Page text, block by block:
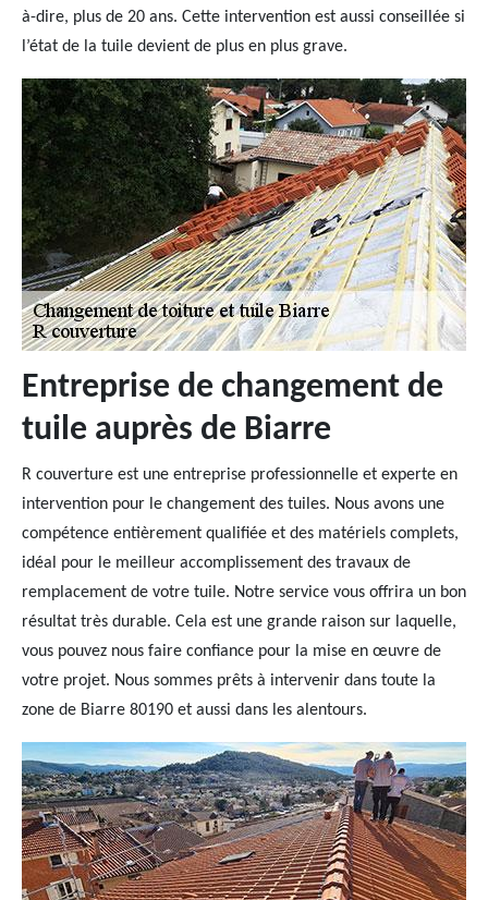
à-dire, plus de 20 ans. Cette intervention est aussi conseillée si
l’état de la tuile devient de plus en plus grave.
Entreprise de changement de
tuile auprès de Biarre
R couverture est une entreprise professionnelle et experte en
intervention pour le changement des tuiles. Nous avons une
compétence entièrement qualifiée et des matériels complets,
idéal pour le meilleur accomplissement des travaux de
remplacement de votre tuile. Notre service vous offrira un bon
résultat très durable. Cela est une grande raison sur laquelle,
vous pouvez nous faire confiance pour la mise en œuvre de
votre projet. Nous sommes prêts à intervenir dans toute la
zone de Biarre 80190 et aussi dans les alentours.